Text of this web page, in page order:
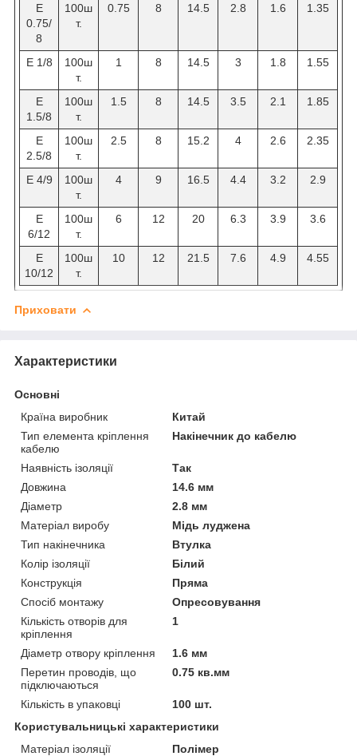
Е
0.75/
8
100ш
т.
0.75 8 14.5 2.8 1.6 1.35
Е 1/8
100ш
т.
1 8 14.5 3 1.8 1.55
Е
1.5/8
100ш
т.
1.5 8 14.5 3.5 2.1 1.85
Е
2.5/8
100ш
т.
2.5 8 15.2 4 2.6 2.35
Е 4/9
100ш
т.
4 9 16.5 4.4 3.2 2.9
Е
6/12
100ш
т.
6 12 20 6.3 3.9 3.6
Е
10/12
100ш
т.
10 12 21.5 7.6 4.9 4.55
Приховати
Характеристики
Основні
Країна виробник
Китай
Тип елемента кріплення
кабелю
Накінечник до кабелю
Наявність ізоляції
Так
Довжина
14.6 мм
Діаметр
2.8 мм
Матеріал виробу
Мідь луджена
Тип накінечника
Втулка
Колір ізоляції
Білий
Конструкція
Пряма
Спосіб монтажу
Опресовування
Кількість отворів для
кріплення
1
Діаметр отвору кріплення
1.6 мм
Перетин проводів, що
підключаються
0.75 кв.мм
Кількість в упаковці
100 шт.
Користувальницькі характеристики
Матеріал ізоляції
Полімер